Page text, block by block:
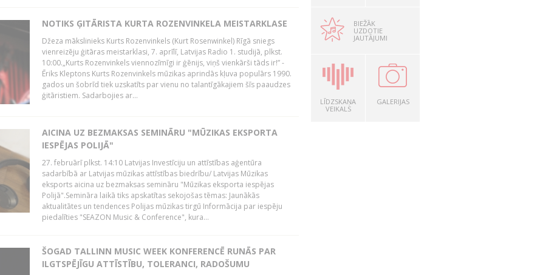
NOTIKS ĢITĀRISTA KURTA ROZENVINKELA MEISTARKLASE
Džeza mākslinieks Kurts Rozenvinkels (Kurt Rosenwinkel) Rīgā sniegs
vienreizēju ģitāras meistarklasi, 7. aprīlī, Latvijas Radio 1. studijā, plkst.
10:00.„Kurts Rozenvinkels viennozīmīgi ir ģēnijs, viņš vienkārši tāds ir!” -
Ēriks Kleptons Kurts Rozenvinkels mūzikas aprindās kļuva populārs 1990.
gados un šobrīd tiek uzskatīts par vienu no talantīgākajiem šīs paaudzes
ģitāristiem. Sadarbojies ar...
AICINA UZ BEZMAKSAS SEMINĀRU "MŪZIKAS EKSPORTA
IESPĒJAS POLIJĀ"
27. februārī plkst. 14:10 Latvijas Investīciju un attīstības aģentūra
sadarbībā ar Latvijas mūzikas attīstības biedrību/ Latvijas Mūzikas
eksports aicina uz bezmaksas semināru "Mūzikas eksporta iespējas
Polijā".Semināra laikā tiks apskatītas sekojošas tēmas: Jaunākās
aktualitātes un tendences Polijas mūzikas tirgū Informācija par iespēju
piedalīties "SEAZON Music & Conference", kura...
ŠOGAD TALLINN MUSIC WEEK KONFERENCĒ RUNĀS PAR
ILGTSPĒJĪGU ATTĪSTĪBU, TOLERANCI, RADOŠUMU
BIEŽĀK
UZDOTIE
JAUTĀJUMI
LĪDZSKAŅA
VEIKALS
GALERIJAS